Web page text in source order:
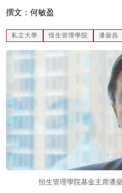
撰文：何敏盈
私立大學 恆生管理學院 潘燊昌
恒生管理學院基金主席潘